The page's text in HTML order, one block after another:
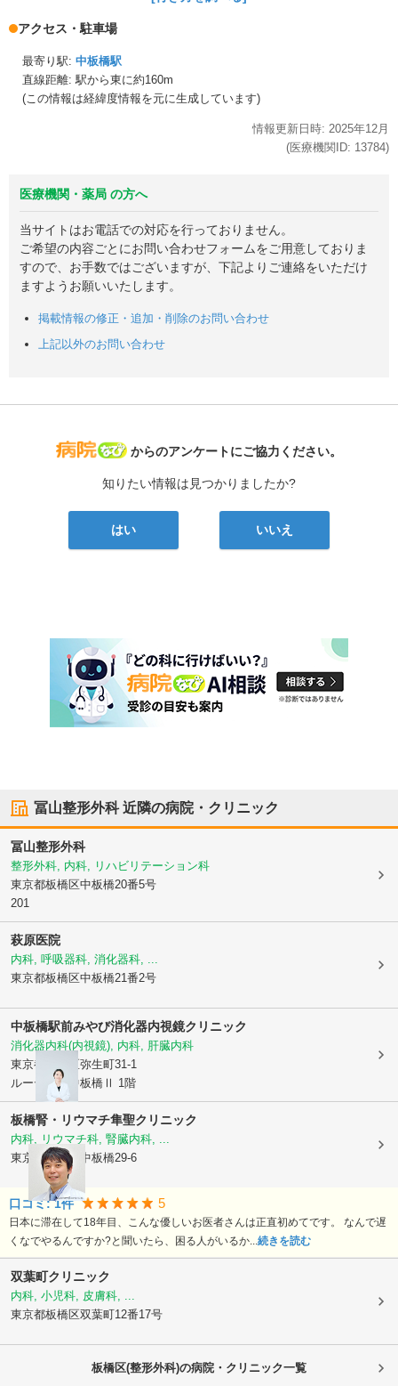
アクセス・駐車場
最寄り駅: 中板橋駅
直線距離: 駅から東に約160m
(この情報は経緯度情報を元に生成しています)
情報更新日時: 2025年12月
(医療機関ID: 13784)
医療機関・薬局 の方へ
当サイトはお電話での対応を行っておりません。
ご希望の内容ごとにお問い合わせフォームをご用意しておりま
すので、お手数ではございますが、下記よりご連絡をいただけ
ますようお願いいたします。
掲載情報の修正・追加・削除のお問い合わせ
上記以外のお問い合わせ
病院なび
からのアンケートにご協力ください。
知りたい情報は見つかりましたか?
はい いいえ
冨山整形外科近隣の病院・クリニック
冨山整形外科
整形外科, 内科, リハビリテーション科
東京都板橋区中板橋20番5号
201
萩原医院
内科, 呼吸器科, 消化器科, ...
東京都板橋区中板橋21番2号
中板橋駅前みやび消化器内視鏡クリニック
消化器内科(内視鏡), 内科, 肝臓内科
東京都板橋区弥生町31-1
ルーデンス中板橋Ⅱ 1階
板橋腎・リウマチ隼聖クリニック
内科, リウマチ科, 腎臓内科, ...
東京都板橋区
中板橋29-6
口コミ:1件 5
日本に滞在して18年目、こんな優しいお医者さんは正直初めてです。 なんで遅
くなでやるんですか?と聞いたら、困る人がいるか... 続きを読む
双葉町クリニック
内科, 小児科, 皮膚科, ...
東京都板橋区双葉町12番17号
板橋区(整形外科)の病院・クリニック一覧